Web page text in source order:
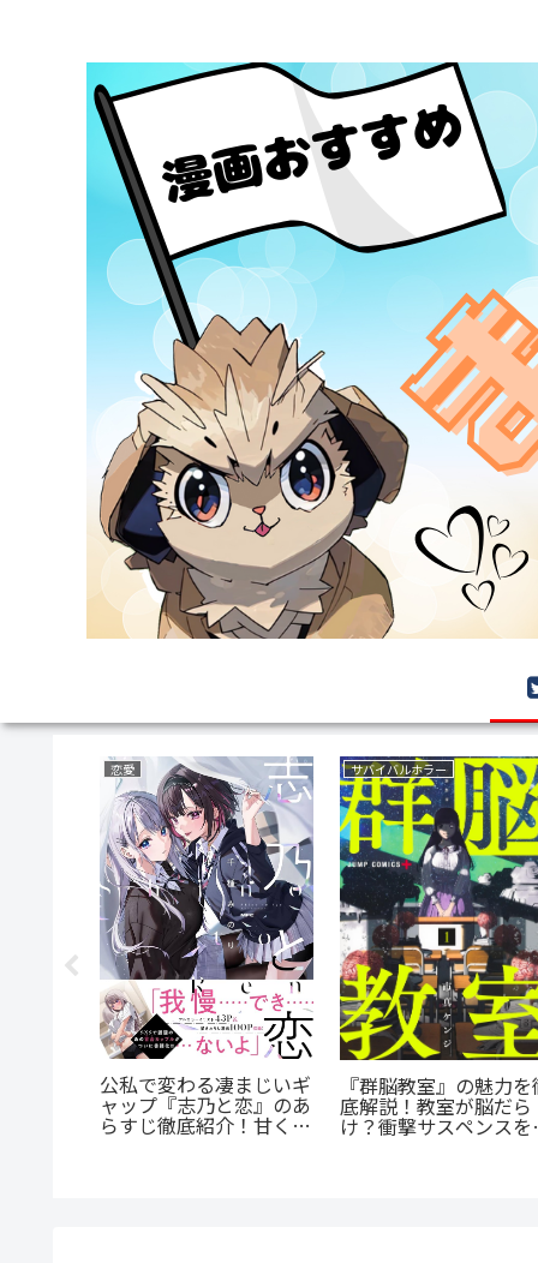
恋愛
公私で変わる凄まじいギ
ャップ『志乃と恋』のあ
らすじ徹底紹介！甘くて
サバイバルホラー
『群脳教室』の魅力
底解説！教室が脳だら
け？衝撃サスペンスを